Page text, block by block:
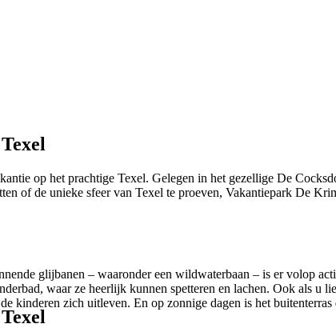
op het prachtige Texel. Gelegen in het gezellige De
of de unieke sfeer van Texel te proeven, Vakantiepark De
glijbanen – waaronder een wildwaterbaan – is er volop
waar ze heerlijk kunnen spetteren en lachen. Ook als u
kinderen zich uitleven. En op zonnige dagen is het